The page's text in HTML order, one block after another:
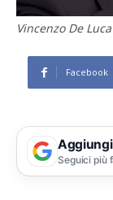
Vincenzo De Luca
Facebook
Seguici più